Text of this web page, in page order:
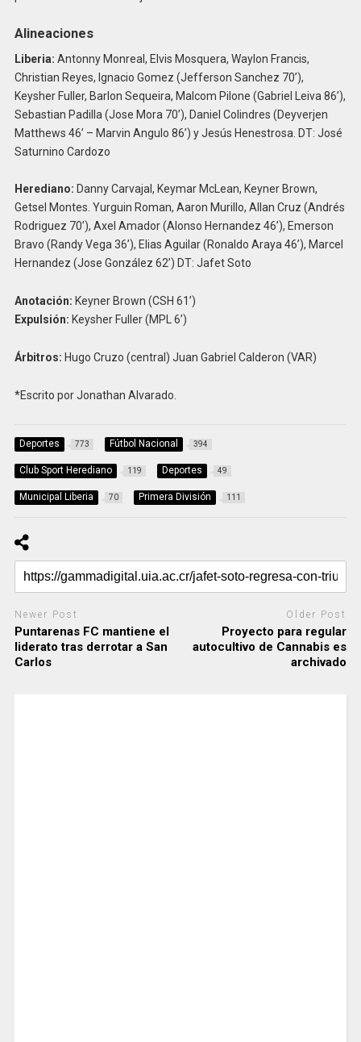
Alineaciones
Liberia: Antonny Monreal, Elvis Mosquera, Waylon Francis,
Christian Reyes, Ignacio Gomez (Jefferson Sanchez 70’),
Keysher Fuller, Barlon Sequeira, Malcom Pilone (Gabriel Leiva 86’),
Sebastian Padilla (Jose Mora 70’), Daniel Colindres (Deyverjen
Matthews 46’ – Marvin Angulo 86’) y Jesús Henestrosa. DT: José
Saturnino Cardozo
Herediano: Danny Carvajal, Keymar McLean, Keyner Brown,
Getsel Montes. Yurguin Roman, Aaron Murillo, Allan Cruz (Andrés
Rodriguez 70’), Axel Amador (Alonso Hernandez 46’), Emerson
Bravo (Randy Vega 36’), Elias Aguilar (Ronaldo Araya 46’), Marcel
Hernandez (Jose González 62’) DT: Jafet Soto
Anotación: Keyner Brown (CSH 61’)
Expulsión: Keysher Fuller (MPL 6’)
Árbitros: Hugo Cruzo (central) Juan Gabriel Calderon (VAR)
*Escrito por Jonathan Alvarado.
Deportes 773 Fútbol Nacional 394
Club Sport Herediano 119 Deportes 49
Municipal Liberia 70 Primera División 111
Newer Post
Puntarenas FC mantiene el
liderato tras derrotar a San
Carlos
Older Post
Proyecto para regular
autocultivo de Cannabis es
archivado